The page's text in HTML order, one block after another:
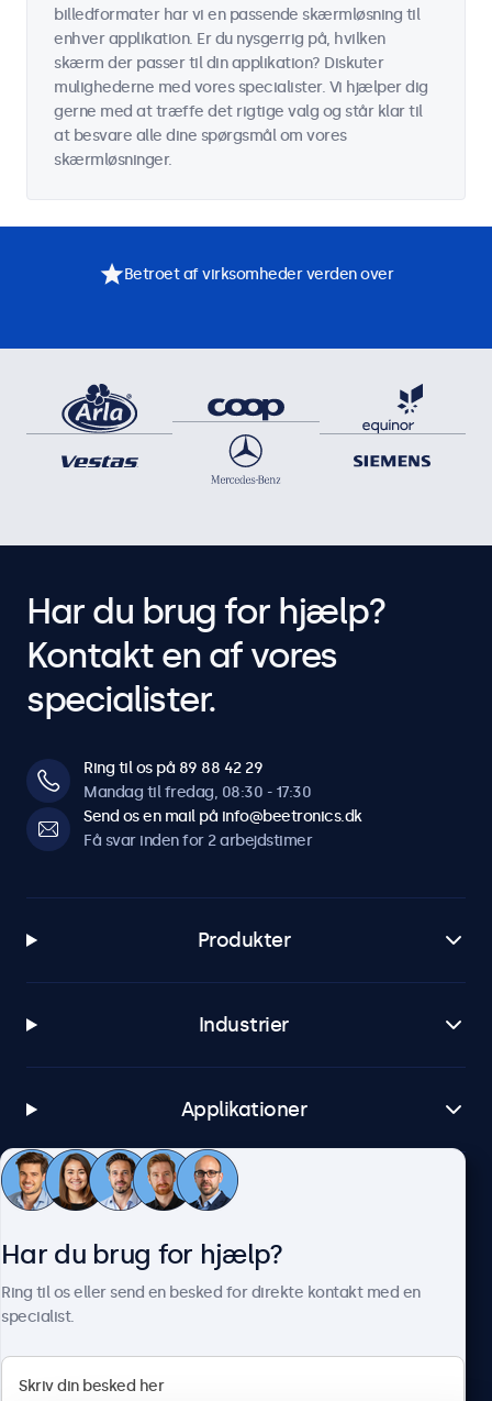
billedformater har vi en passende skærmløsning til
enhver applikation. Er du nysgerrig på, hvilken
skærm der passer til din applikation? Diskuter
mulighederne med vores specialister. Vi hjælper dig
gerne med at træffe det rigtige valg og står klar til
at besvare alle dine spørgsmål om vores
skærmløsninger.
Betroet af virksomheder verden over
Har du brug for hjælp?
Kontakt en af vores
specialister.
Ring til os på 89 88 42 29
Mandag til fredag, 08:30 - 17:30
Send os en mail på info@beetronics.dk
Få svar inden for 2 arbejdstimer
Produkter
Industrier
Applikationer
Kundeservice
Har du brug for hjælp?
Ring til os eller send en besked for direkte kontakt med en
specialist.